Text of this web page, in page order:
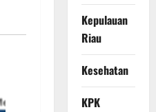
Kepulauan
Riau
Kesehatan
KPK